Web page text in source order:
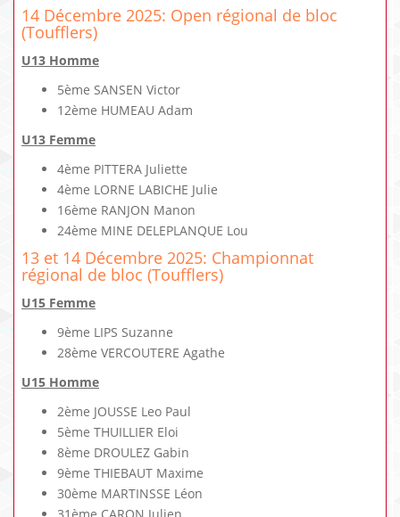
14 Décembre 2025: Open régional de bloc
(Toufflers)
U13 Homme
5ème SANSEN Victor
12ème HUMEAU Adam
U13 Femme
4ème PITTERA Juliette
4ème LORNE LABICHE Julie
16ème RANJON Manon
24ème MINE DELEPLANQUE Lou
13 et 14 Décembre 2025: Championnat
régional de bloc (Toufflers)
U15 Femme
9ème LIPS Suzanne
28ème VERCOUTERE Agathe
U15 Homme
2ème JOUSSE Leo Paul
5ème THUILLIER Eloi
8ème DROULEZ Gabin
9ème THIEBAUT Maxime
30ème MARTINSSE Léon